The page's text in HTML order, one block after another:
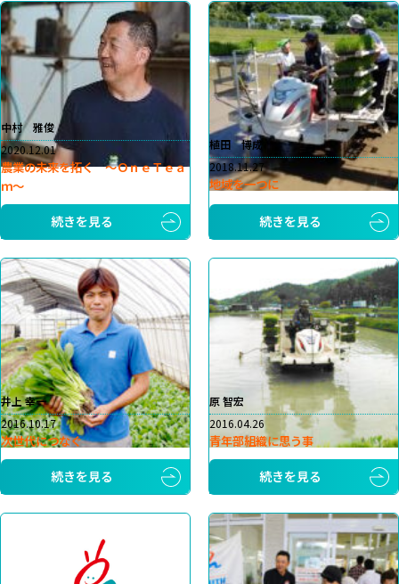
中村 雅俊
2020.12.01
農業の未来を拓く ～ＯｎｅＴｅａ
ｍ～
続きを見る
植田 博成
2018.11.27
地域を一つに
続きを見る
井上 幸一
2016.10.17
次世代につなぐ
続きを見る
原 智宏
2016.04.26
青年部組織に思う事
続きを見る